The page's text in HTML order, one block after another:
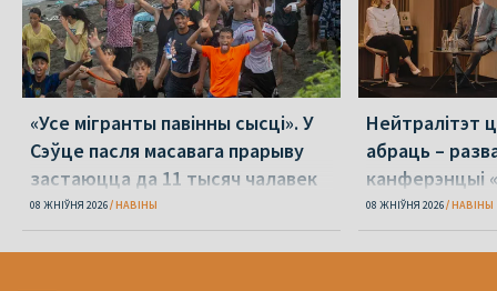
«Усе мігранты павінны сысці». У
Сэўце пасля масавага прарыву
застаюцца да 11 тысяч чалавек
08 ЖНІЎНЯ 2026 НАВІНЫ
Нейтралітэт
абраць –
канферэнцыі
08 ЖНІЎНЯ 2026 НАВІНЫ